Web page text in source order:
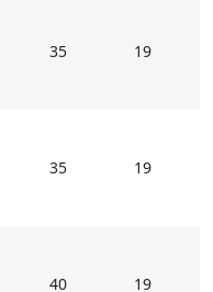
35 19
35 19
40 19